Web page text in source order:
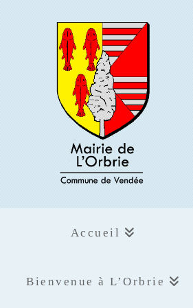
Accueil
Bienvenue à L’Orbrie